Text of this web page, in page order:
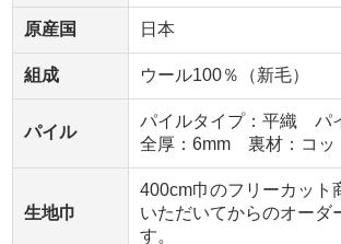
原産国 日本
組成 ウール100％（新毛）
パイル
パイルタイプ：平織 パ
全厚：6mm 裏材：コッ
生地巾
400cm巾のフリーカット
いただいてからのオーダ
す。